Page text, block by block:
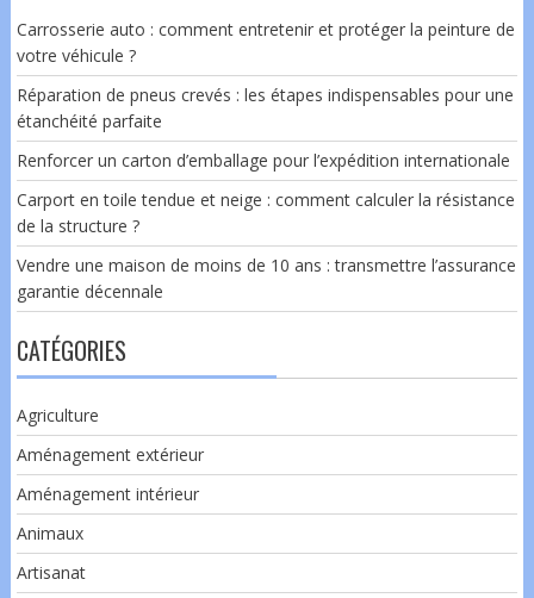
Carrosserie auto : comment entretenir et protéger la peinture de
votre véhicule ?
Réparation de pneus crevés : les étapes indispensables pour une
étanchéité parfaite
Renforcer un carton d’emballage pour l’expédition internationale
Carport en toile tendue et neige : comment calculer la résistance
de la structure ?
Vendre une maison de moins de 10 ans : transmettre l’assurance
garantie décennale
CATÉGORIES
Agriculture
Aménagement extérieur
Aménagement intérieur
Animaux
Artisanat